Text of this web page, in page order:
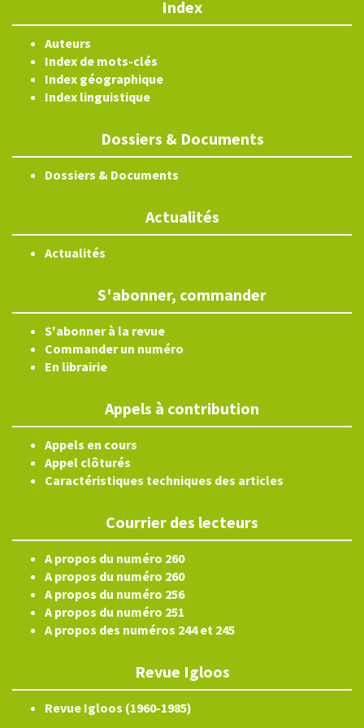
Index
Auteurs
Index de mots-clés
Index géographique
Index linguistique
Dossiers & Documents
Dossiers & Documents
Actualités
Actualités
S'abonner, commander
S'abonner à la revue
Commander un numéro
En librairie
Appels à contribution
Appels en cours
Appel clôturés
Caractéristiques techniques des articles
Courrier des lecteurs
A propos du numéro 260
A propos du numéro 260
A propos du numéro 256
A propos du numéro 251
A propos des numéros 244 et 245
Revue Igloos
Revue Igloos (1960-1985)